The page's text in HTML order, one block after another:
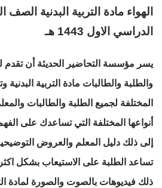
الهواء مادة التربية البدنية الصف
الدراسي الاول 1443 هـ
يسر مؤسسة التحاضير الحديثة أن تقدم
والطلبة والطالبات مادة التربية البدنية
المختلفة لجميع الطلبة والطالبات
أنواعها المختلفة التي تساعدك على
إلى ذلك دليل المعلم والعروض
تساعد الطلبة على الاستيعاب بشكل
ذلك فيديوهات بالصوت والصورة لمادة